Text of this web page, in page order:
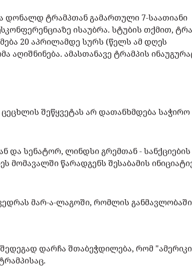
დონალდ ტრამპთან გამართული 7-საათიანი
ისაუბრა. სტუბის თქმით,
20 აპრილამდე სურს (წელს ამ დღეს
ამასთანავე ტრამპის
შეწყვეტას არ დათანხმდება საჭირო
და სენატორ, ლინდსი გრემთან -
წარადგენს შესაბამის
მარ-ა-ლაგოში, რომლის განმავლობაში
დარჩა შთაბეჭდილება, რომ